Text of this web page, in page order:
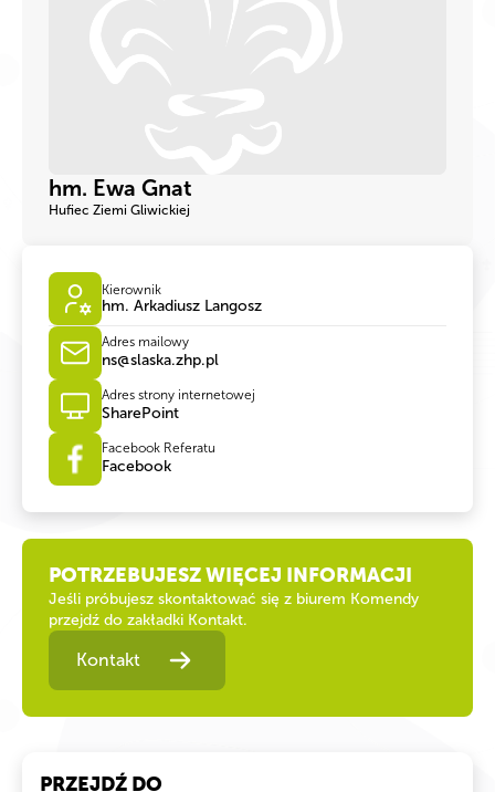
hm. Ewa Gnat
Hufiec Ziemi Gliwickiej
Kierownik
hm. Arkadiusz Langosz
Adres mailowy
ns@slaska.zhp.pl
Adres strony internetowej
SharePoint
Facebook Referatu
Facebook
POTRZEBUJESZ WIĘCEJ INFORMACJI
Jeśli próbujesz skontaktować się z biurem Komendy
przejdź do zakładki Kontakt.
Kontakt
PRZEJDŹ DO